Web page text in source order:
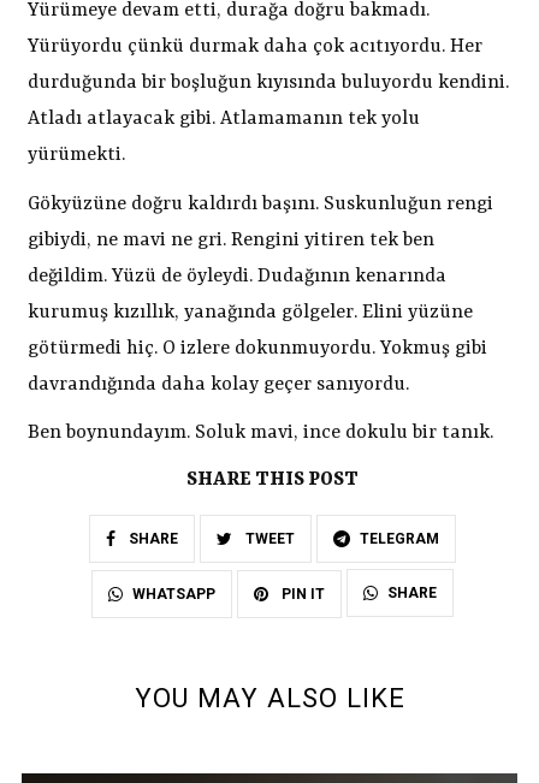
Yürümeye devam etti, durağa doğru bakmadı.
Yürüyordu çünkü durmak daha çok acıtıyordu. Her
durduğunda bir boşluğun kıyısında buluyordu kendini.
Atladı atlayacak gibi. Atlamamanın tek yolu
yürümekti.
Gökyüzüne doğru kaldırdı başını. Suskunluğun rengi
gibiydi, ne mavi ne gri. Rengini yitiren tek ben
değildim. Yüzü de öyleydi. Dudağının kenarında
kurumuş kızıllık, yanağında gölgeler. Elini yüzüne
götürmedi hiç. O izlere dokunmuyordu. Yokmuş gibi
davrandığında daha kolay geçer sanıyordu.
Ben boynundayım. Soluk mavi, ince dokulu bir tanık.
SHARE THIS POST
SHARE TWEET TELEGRAM
WHATSAPP PIN IT SHARE
YOU MAY ALSO LIKE